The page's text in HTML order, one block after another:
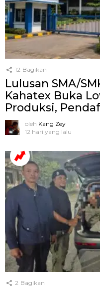
12 Bagikan
Lulusan SMA/
Kahatex Buka
Produksi,
oleh Kang Zey
12 hari yang lalu
2 Bagikan